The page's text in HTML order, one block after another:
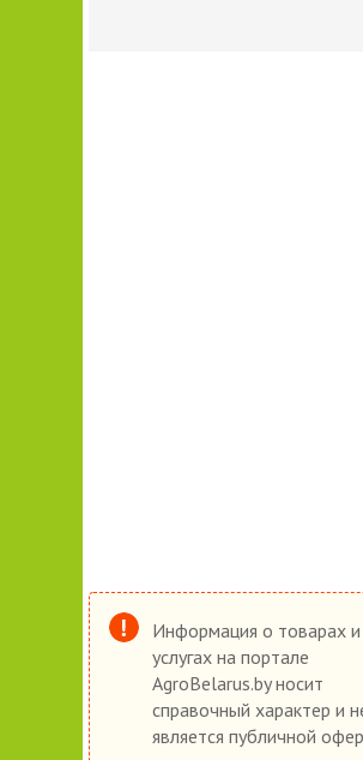
Информация о товарах и
услугах на портале
AgroBelarus.by носит
справочный характер и
является публичной